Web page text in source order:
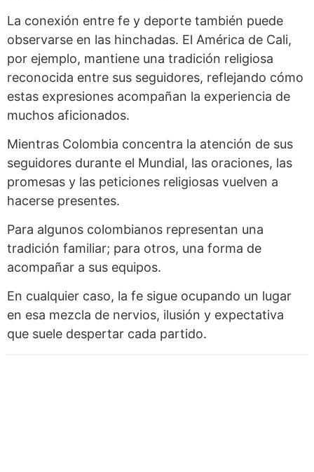
La conexión entre fe y deporte también puede
observarse en las hinchadas. El América de Cali,
por ejemplo, mantiene una tradición religiosa
reconocida entre sus seguidores, reflejando cómo
estas expresiones acompañan la experiencia de
muchos aficionados.
Mientras Colombia concentra la atención de sus
seguidores durante el Mundial, las oraciones, las
promesas y las peticiones religiosas vuelven a
hacerse presentes.
Para algunos colombianos representan una
tradición familiar; para otros, una forma de
acompañar a sus equipos.
En cualquier caso, la fe sigue ocupando un lugar
en esa mezcla de nervios, ilusión y expectativa
que suele despertar cada partido.